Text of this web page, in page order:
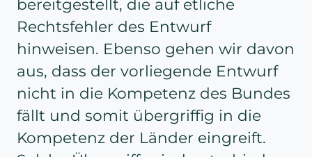
bereitgestellt, die auf etliche
Rechtsfehler des Entwurf
hinweisen. Ebenso gehen wir davon
aus, dass der vorliegende Entwurf
nicht in die Kompetenz des Bundes
fällt und somit übergriffig in die
Kompetenz der Länder eingreift.